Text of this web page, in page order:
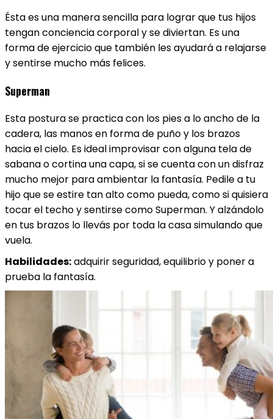
Ésta es una manera sencilla para lograr que tus hijos
tengan conciencia corporal y se diviertan. Es una
forma de ejercicio que también les ayudará a relajarse
y sentirse mucho más felices.
Superman
Esta postura se practica con los pies a lo ancho de la
cadera, las manos en forma de puño y los brazos
hacia el cielo. Es ideal improvisar con alguna tela de
sabana o cortina una capa, si se cuenta con un disfraz
mucho mejor para ambientar la fantasía. Pedile a tu
hijo que se estire tan alto como pueda, como si quisiera
tocar el techo y sentirse como Superman. Y alzándolo
en tus brazos lo llevás por toda la casa simulando que
vuela.
Habilidades:adquirir seguridad, equilibrio y poner a
prueba la fantasía.